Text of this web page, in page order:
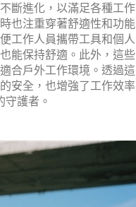
斷進化，以滿足各種工作
也注重穿著舒適性和功能
工作人員攜帶工具和個人
能保持舒適。此外，這些
合戶外工作環境。透過這
安全，也增強了工作效率
守護者。